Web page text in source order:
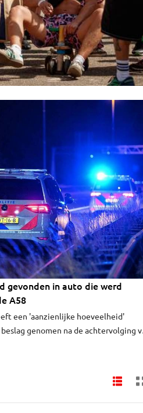
gevonden in auto die werd
A58
een 'aanzienlijke hoeveelheid'
genomen na de achtervolging
een stadsdeel van Antwerpen.